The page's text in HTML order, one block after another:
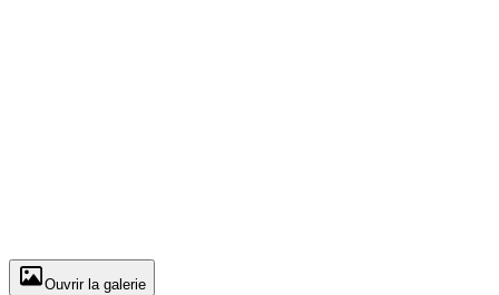
Ouvrir la galerie